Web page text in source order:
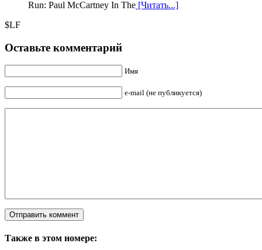
Run: Paul McCartney In The [Читать...]
$LF
Оставьте комментарий
Имя
e-mail (не публикуется)
Также в этом номере: